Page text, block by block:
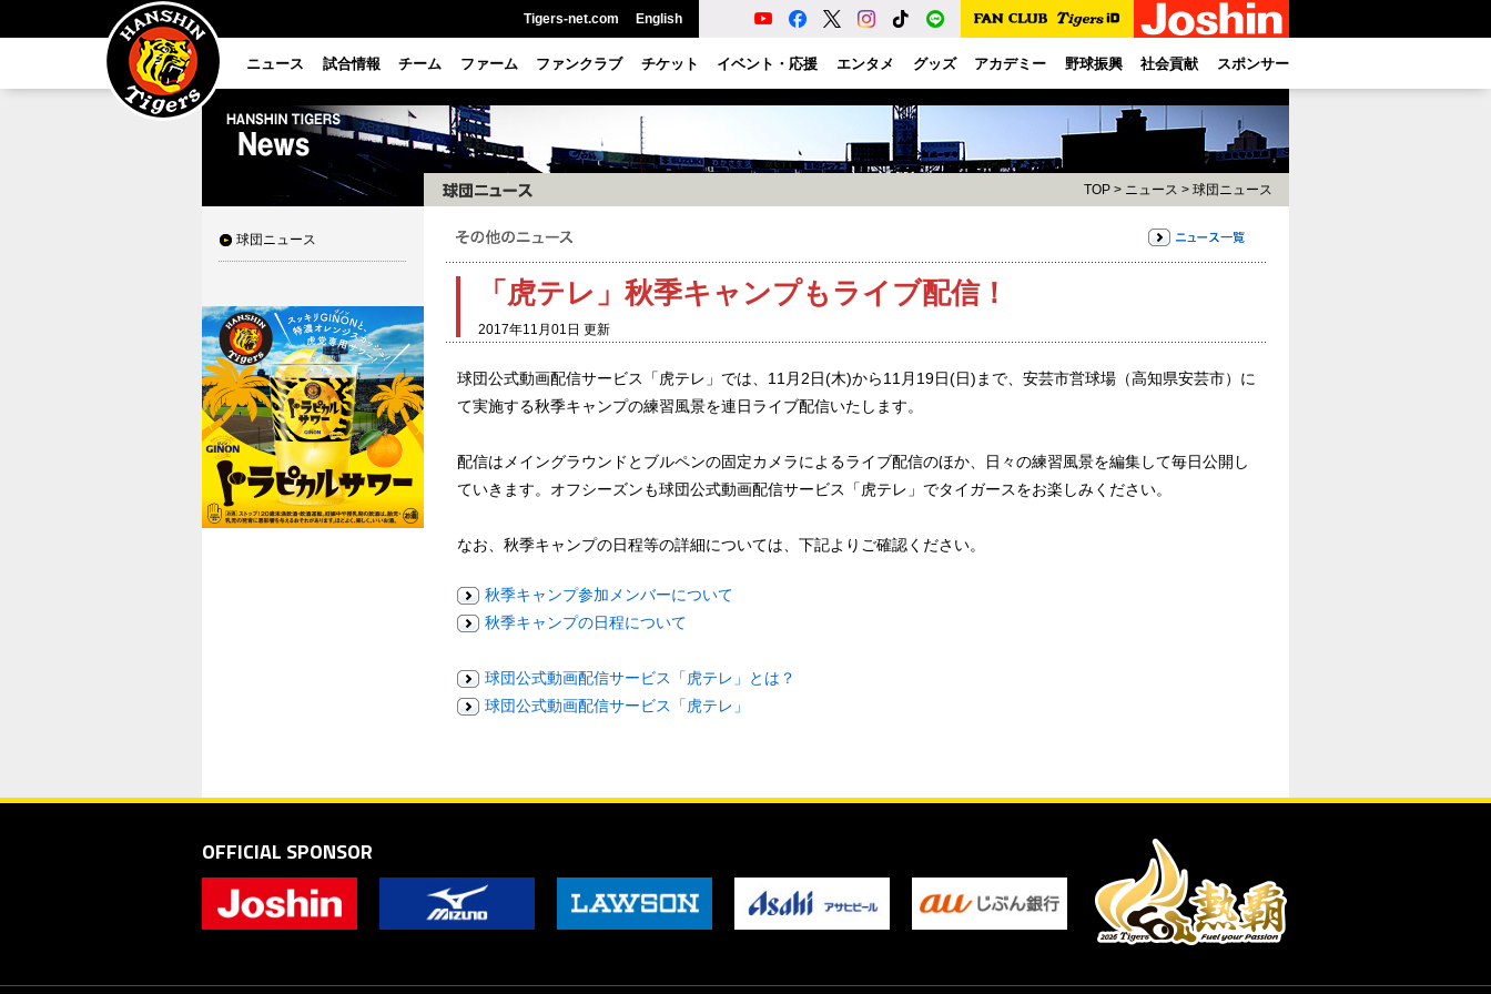
Tigers-net.com English
ニュース 試合情報 チーム ファーム ファンクラブ チケット イベント・応援 エンタメ グッズ アカデミー 野球振興 社会貢献 スポンサー
球団ニュース
TOP > ニュース > 球団ニュース
「虎テレ」秋季キャンプもライブ配信！
2017年11月01日 更新
球団公式動画配信サービス「虎テレ」では、11月2日(木)から11月19日(日)まで、安芸市営球場（高知県安芸市）に
て実施する秋季キャンプの練習風景を連日ライブ配信いたします。
配信はメイングラウンドとブルペンの固定カメラによるライブ配信のほか、日々の練習風景を編集して毎日公開し
ていきます。オフシーズンも球団公式動画配信サービス「虎テレ」でタイガースをお楽しみください。
なお、秋季キャンプの日程等の詳細については、下記よりご確認ください。
秋季キャンプ参加メンバーについて
秋季キャンプの日程について
球団公式動画配信サービス「虎テレ」とは？
球団公式動画配信サービス「虎テレ」
OFFICIAL SPONSOR